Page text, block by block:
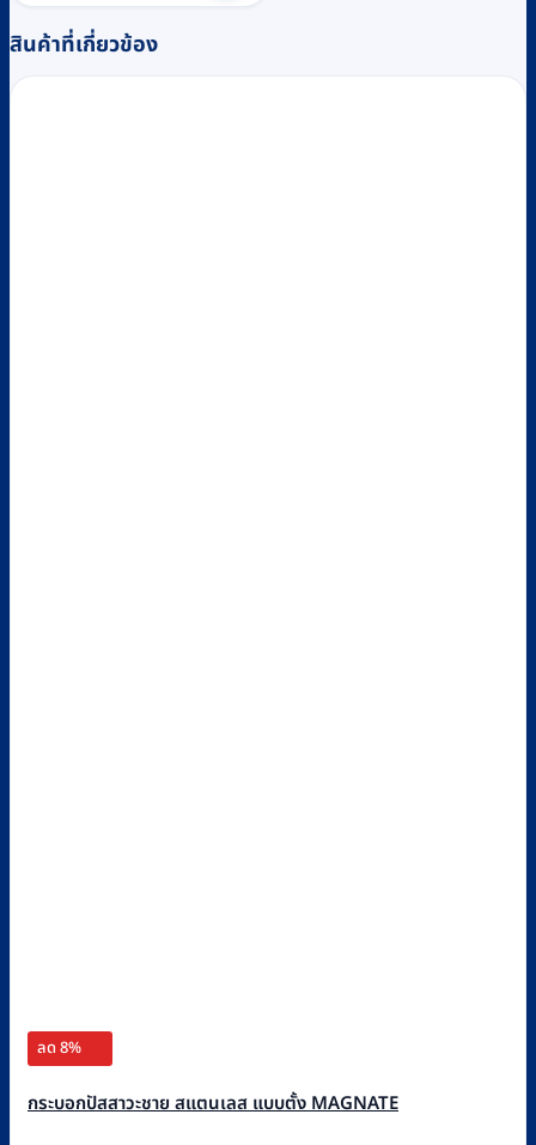
฿840.
฿780.
สินค้าที่เกี่ยวข้อง
ลด 8%
กระบอกปัสสาวะชาย สแตนเลส แบบตั้ง MAGNATE